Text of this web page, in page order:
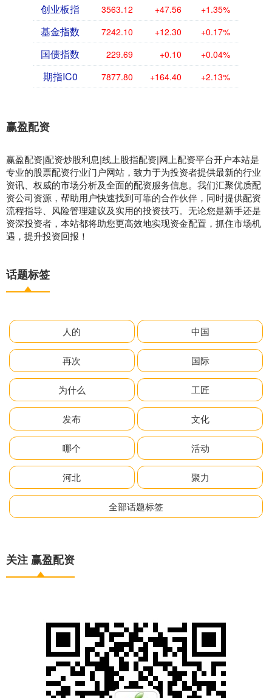
创业板指 3563.12 +47.56 +1.35%
基金指数 7242.10 +12.30 +0.17%
国债指数 229.69 +0.10 +0.04%
期指IC0 7877.80 +164.40 +2.13%
赢盈配资
赢盈配资|配资炒股利息|线上股指配资|网上配资平台开户本站是
专业的股票配资行业门户网站，致力于为投资者提供最新的行业
资讯、权威的市场分析及全面的配资服务信息。我们汇聚优质配
资公司资源，帮助用户快速找到可靠的合作伙伴，同时提供配资
流程指导、风险管理建议及实用的投资技巧。无论您是新手还是
资深投资者，本站都将助您更高效地实现资金配置，抓住市场机
遇，提升投资回报！
话题标签
人的 中国
再次 国际
为什么 工匠
发布 文化
哪个 活动
河北 聚力
全部话题标签
关注 赢盈配资